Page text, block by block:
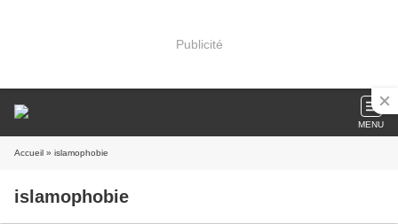
Publicité
MENU
Accueil » islamophobie
islamophobie